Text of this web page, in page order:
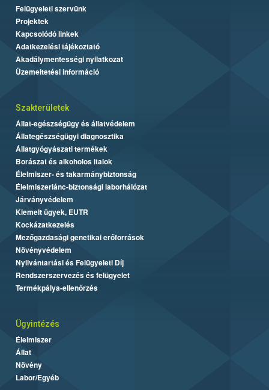
Felügyeleti szervünk
Projektek
Kapcsolódó linkek
Adatkezelési tájékoztató
Akadálymentességi nyilatkozat
Üzemeltetési információ
Szakterületek
Állat-egészségügy és állatvédelem
Állategészségügyi diagnosztika
Állatgyógyászati termékek
Borászat és alkoholos italok
Élelmiszer- és takarmánybiztonság
Élelmiszerlánc-biztonsági laborhálózat
Járványvédelem
Kiemelt ügyek, EUTR
Kockázatkezelés
Mezőgazdasági genetikai erőforrások
Növényvédelem
Nyilvántartási és Felügyeleti Díj
Rendszerszervezés és felügyelet
Termékpálya-ellenőrzés
Ügyintézés
Élelmiszer
Állat
Növény
Labor/Egyéb